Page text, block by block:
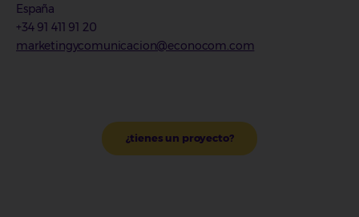
España
+34 91 411 91 20
marketingycomunicacion@econocom.com
¿tienes un proyecto?